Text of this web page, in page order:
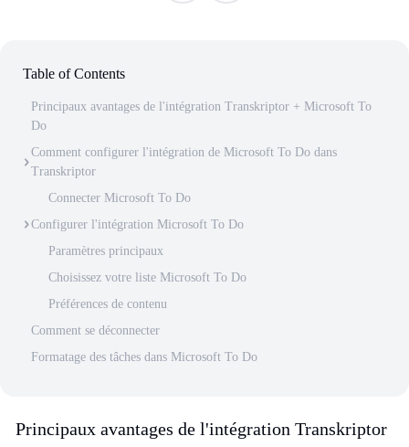
Table of Contents
Principaux avantages de l'intégration Transkriptor + Microsoft To
Do
Comment configurer l'intégration de Microsoft To Do dans
Transkriptor
Connecter Microsoft To Do
Configurer l'intégration Microsoft To Do
Paramètres principaux
Choisissez votre liste Microsoft To Do
Préférences de contenu
Comment se déconnecter
Formatage des tâches dans Microsoft To Do
Principaux avantages de l'intégration Transkriptor